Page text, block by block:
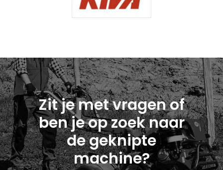
Zit je met vragen of
ben je op zoek naar
de geknipte
machine?